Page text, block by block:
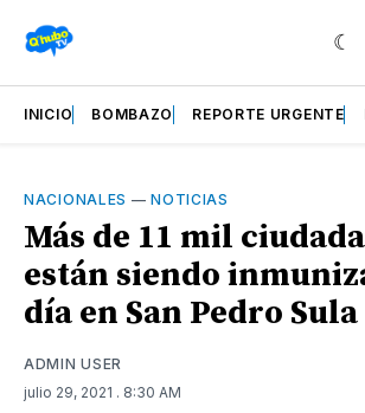
INICIO BOMBAZO REPORTE URGENTE
NACIONALES —NOTICIAS
Más de 11 mil
están siendo
día en San Pedro Sula
ADMIN USER
julio 29, 2021 . 8:30 AM